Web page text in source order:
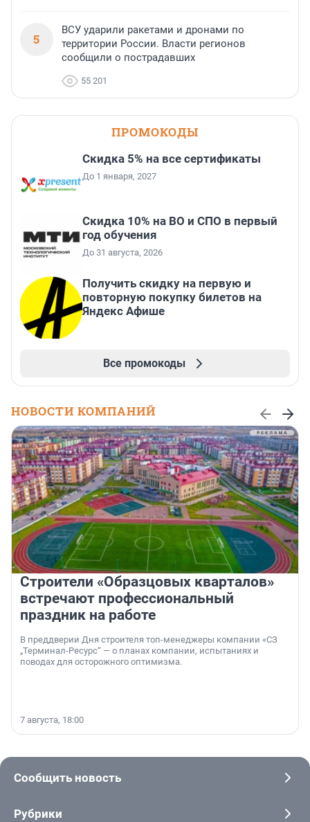
5
ВСУ ударили ракетами и дронами по
территории России. Власти регионов
сообщили о пострадавших
55 201
ПРОМОКОДЫ
Скидка 5% на все сертификаты
До 1 января, 2027
Скидка 10% на ВО и СПО в первый
год обучения
До 31 августа, 2026
Получить скидку на первую и
повторную покупку билетов на
Яндекс Афише
Все промокоды
НОВОСТИ КОМПАНИЙ
Строители «Образцовых кварталов»
встречают профессиональный
праздник на работе
В преддверии Дня строителя топ-менеджеры компании «СЗ
„Терминал-Ресурс“ — о планах компании, испытаниях и
поводах для осторожного оптимизма.
7 августа, 18:00
Сообщить новость
Рубрики